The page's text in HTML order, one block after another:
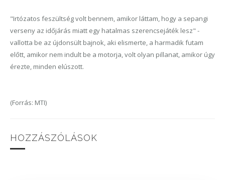
"Irtózatos feszültség volt bennem, amikor láttam, hogy a sepangi
verseny az időjárás miatt egy hatalmas szerencsejáték lesz" -
vallotta be az újdonsült bajnok, aki elismerte, a harmadik futam
előtt, amikor nem indult be a motorja, volt olyan pillanat, amikor úgy
érezte, minden elúszott.
(Forrás: MTI)
HOZZÁSZÓLÁSOK